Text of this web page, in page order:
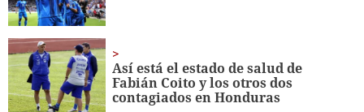
Así está el estado de salud de
Fabián Coito y los otros dos
contagiados en Honduras